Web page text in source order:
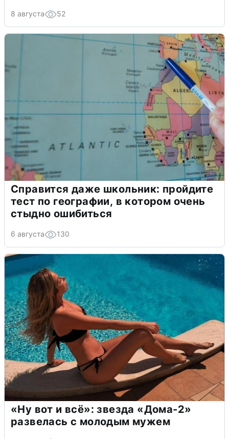
8 августа 52
Справится даже школьник: пройдите
тест по географии, в котором очень
стыдно ошибиться
6 августа 130
«Ну вот и всё»: звезда «Дома-2»
развелась с молодым мужем